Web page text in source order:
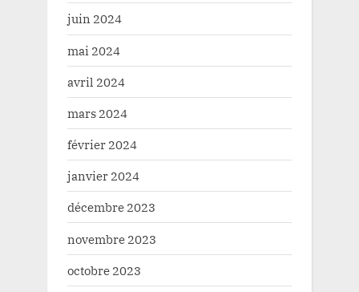
juin 2024
mai 2024
avril 2024
mars 2024
février 2024
janvier 2024
décembre 2023
novembre 2023
octobre 2023